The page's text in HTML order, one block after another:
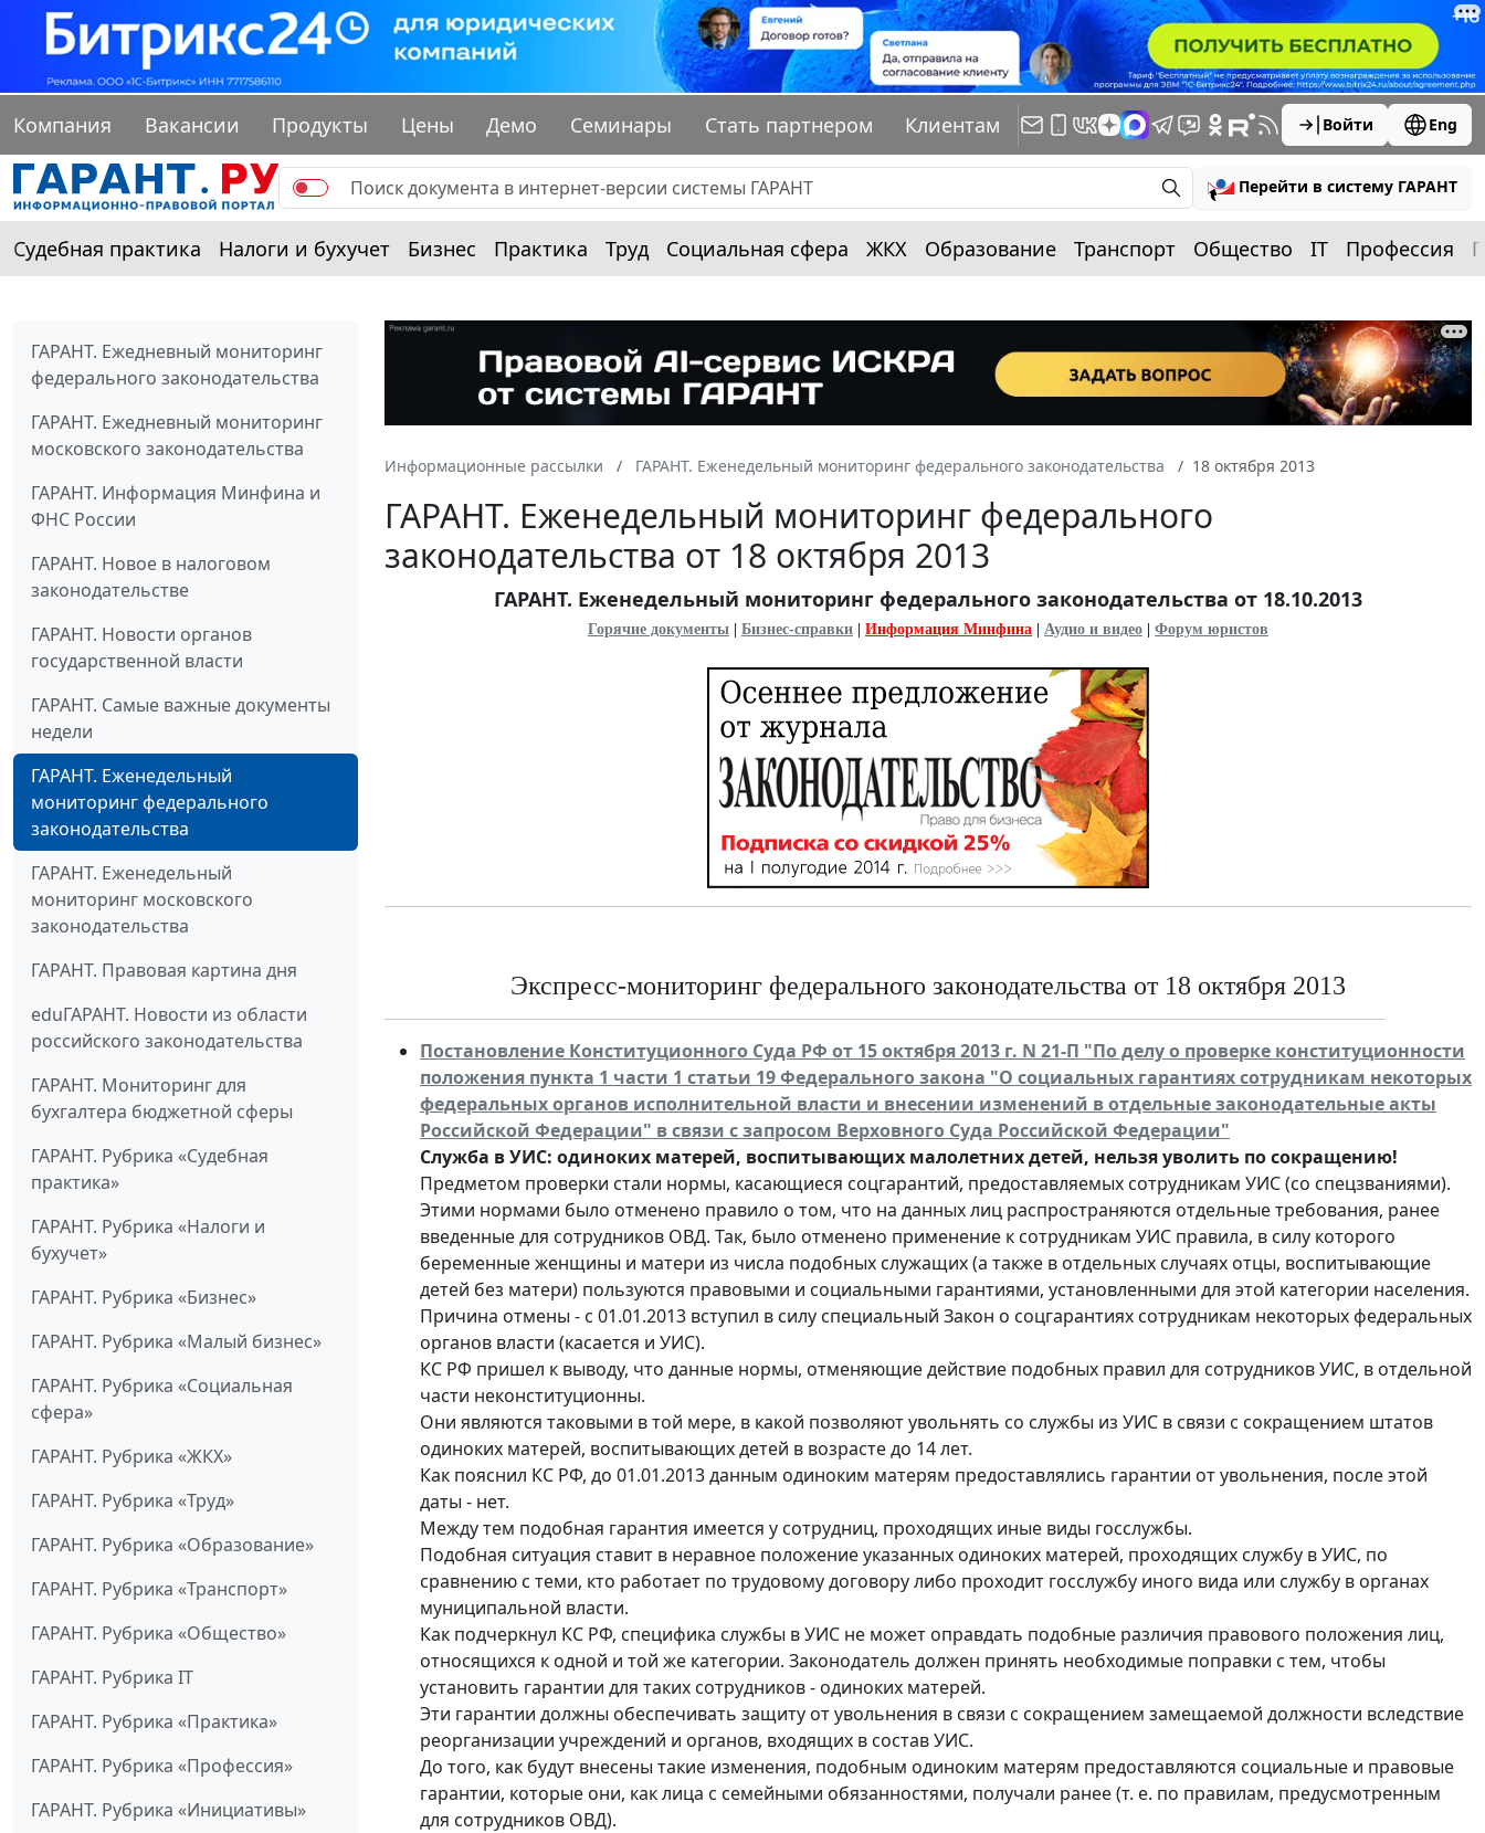
Компания Вакансии Продукты Цены Демо Семинары Стать партнером Клиентам Войти Eng
Перейти в систему ГАРАНТ
Судебная практика Налоги и бухучет Бизнес Практика Труд Социальная сфера ЖКХ Образование Транспорт Общество IT Профессия
ГАРАНТ. Ежедневный мониторинг
федерального законодательства
ГАРАНТ. Ежедневный мониторинг
московского законодательства
ГАРАНТ. Информация Минфина и
ФНС России
ГАРАНТ. Новое в налоговом
законодательстве
ГАРАНТ. Новости органов
государственной власти
ГАРАНТ. Самые важные документы
недели
ГАРАНТ. Еженедельный
мониторинг федерального
законодательства
ГАРАНТ. Еженедельный
мониторинг московского
законодательства
ГАРАНТ. Правовая картина дня
eduГАРАНТ. Новости из области
российского законодательства
ГАРАНТ. Мониторинг для
бухгалтера бюджетной сферы
ГАРАНТ. Рубрика «Судебная
практика»
ГАРАНТ. Рубрика «Налоги и
бухучет»
ГАРАНТ. Рубрика «Бизнес»
ГАРАНТ. Рубрика «Малый бизнес»
ГАРАНТ. Рубрика «Социальная
сфера»
ГАРАНТ. Рубрика «ЖКХ»
ГАРАНТ. Рубрика «Труд»
ГАРАНТ. Рубрика «Образование»
ГАРАНТ. Рубрика «Транспорт»
ГАРАНТ. Рубрика «Общество»
ГАРАНТ. Рубрика IT
ГАРАНТ. Рубрика «Практика»
ГАРАНТ. Рубрика «Профессия»
ГАРАНТ. Рубрика «Инициативы»
Информационные рассылки ГАРАНТ. Еженедельный мониторинг федерального законодательства 18 октября 2013
ГАРАНТ. Еженедельный мониторинг федерального
законодательства от 18 октября 2013
ГАРАНТ. Еженедельный мониторинг федерального законодательства от 18.10.2013
Горячие документы | Бизнес-справки | Информация Минфина | Аудио и видео | Форум юристов
Экспресс-мониторинг федерального законодательства от 18 октября 2013
Постановление Конституционного Суда РФ от 15 октября 2013 г. N 21-П "По делу о проверке конституционности
положения пункта 1 части 1 статьи 19 Федерального закона "О социальных гарантиях сотрудникам некоторых
федеральных органов исполнительной власти и внесении изменений в отдельные законодательные акты
Российской Федерации" в связи с запросом Верховного Суда Российской Федерации"
Служба в УИС: одиноких матерей, воспитывающих малолетних детей, нельзя уволить по сокращению!
Предметом проверки стали нормы, касающиеся соцгарантий, предоставляемых сотрудникам УИС (со спецзваниями).
Этими нормами было отменено правило о том, что на данных лиц распространяются отдельные требования, ранее
введенные для сотрудников ОВД. Так, было отменено применение к сотрудникам УИС правила, в силу которого
беременные женщины и матери из числа подобных служащих (а также в отдельных случаях отцы, воспитывающие
детей без матери) пользуются правовыми и социальными гарантиями, установленными для этой категории населения.
Причина отмены - с 01.01.2013 вступил в силу специальный Закон о соцгарантиях сотрудникам некоторых федеральных
органов власти (касается и УИС).
КС РФ пришел к выводу, что данные нормы, отменяющие действие подобных правил для сотрудников УИС, в отдельной
части неконституционны.
Они являются таковыми в той мере, в какой позволяют увольнять со службы из УИС в связи с сокращением штатов
одиноких матерей, воспитывающих детей в возрасте до 14 лет.
Как пояснил КС РФ, до 01.01.2013 данным одиноким матерям предоставлялись гарантии от увольнения, после этой
даты - нет.
Между тем подобная гарантия имеется у сотрудниц, проходящих иные виды госслужбы.
Подобная ситуация ставит в неравное положение указанных одиноких матерей, проходящих службу в УИС, по
сравнению с теми, кто работает по трудовому договору либо проходит госслужбу иного вида или службу в органах
муниципальной власти.
Как подчеркнул КС РФ, специфика службы в УИС не может оправдать подобные различия правового положения лиц,
относящихся к одной и той же категории. Законодатель должен принять необходимые поправки с тем, чтобы
установить гарантии для таких сотрудников - одиноких матерей.
Эти гарантии должны обеспечивать защиту от увольнения в связи с сокращением замещаемой должности вследствие
реорганизации учреждений и органов, входящих в состав УИС.
До того, как будут внесены такие изменения, подобным одиноким матерям предоставляются социальные и правовые
гарантии, которые они, как лица с семейными обязанностями, получали ранее (т. е. по правилам, предусмотренным
для сотрудников ОВД).